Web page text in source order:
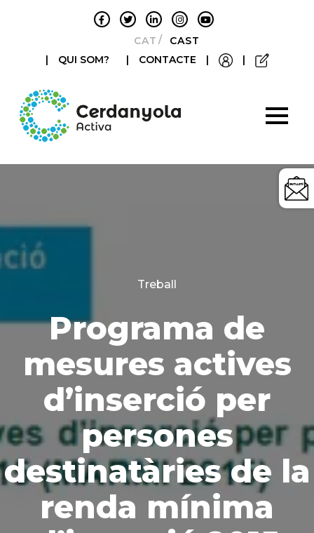
CATALÀCASTELLANO
|
QUI SOM? | CONTACTE | |
Categories
Treball
Programa de
mesures actives
d’inserció per
persones
destinatàries de la
renda mínima